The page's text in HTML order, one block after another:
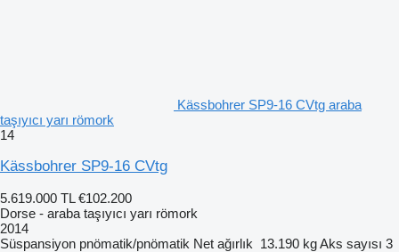
Kässbohrer SP9-16 CVtg araba
taşıyıcı yarı römork
14
Kässbohrer SP9-16 CVtg
5.619.000 TL €102.200
Dorse - araba taşıyıcı yarı römork
2014
Süspansiyon pnömatik/pnömatik Net ağırlık 13.190 kgAks sayısı 3